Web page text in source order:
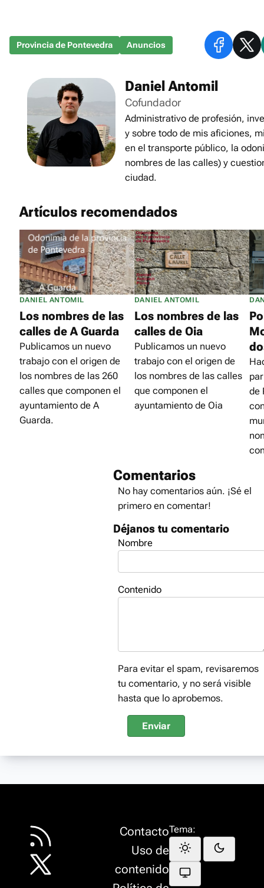
Provincia de Pontevedra Anuncios
Daniel Antomil
Cofundador
Administrativo de profesión,
y sobre todo de mis aficiones,
en el transporte público, la
nombres de las calles) y
ciudad.
Artículos recomendados
DANIEL ANTOMIL
Los nombres de las
calles de A Guarda
Publicamos un nuevo
trabajo con el origen de
los nombres de las 260
calles que componen el
ayuntamiento de A
Guarda.
DANIEL ANTOMIL
Los nombres de las
calles de Oia
Publicamos un nuevo
trabajo con el origen de
los nombres de las calles
que componen el
ayuntamiento de Oia
de
Comentarios
No hay comentarios aún. ¡Sé el
primero en comentar!
Déjanos tu comentario
Nombre
Contenido
Para evitar el spam, revisaremos
tu comentario, y no será visible
hasta que lo aprobemos.
Enviar
Contacto
Uso de
contenido
Tema: